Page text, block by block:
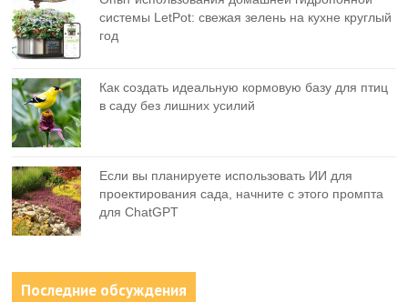
системы LetPot: свежая зелень на кухне круглый
год
Как создать идеальную кормовую базу для птиц
в саду без лишних усилий
Если вы планируете использовать ИИ для
проектирования сада, начните с этого промпта
для ChatGPT
Последние обсуждения